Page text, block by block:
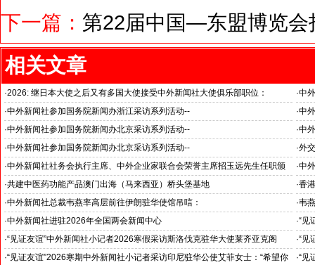
下一篇： 第22届中国—东盟博览会
相关文章
·2026: 继日本大使之后又有多国大使接受中外新闻社大使俱乐部职位：
国之交在于民相亲, 民相亲在于心相通
·中
·中外新闻社参加国务院新闻办浙江采访系列活动--
推动科技创新和产业创新深度融合
·中
“科
·中外新闻社参加国务院新闻办北京采访系列活动--
见证科技创新和产业创新高质量发展
·中
小
·中外新闻社参加国务院新闻办北京采访系列活动--
北京人形机器人创新中心打造具有全球影响力的应用示范高地
·外
·中外新闻社社务会执行主席、中外企业家联合会荣誉主席招玉远先生任职颁
证仪式在香港举行
·中
·共建中医药功能产品澳门出海（马来西亚）桥头堡基地 ·香
·中外新闻社总裁韦燕率高层前往伊朗驻华使馆吊唁：
对哈梅内伊最高领袖遇难表示沉痛哀悼
·韦
·中外新闻社进驻2026年全国两会新闻中心 ·“见
斯
官)”
·“见证友谊”中外新闻社小记者2026寒假采访斯洛伐克驻华大使莱齐亚克阁
下：“希望斯中两国青少年成为推动中斯关系开启新篇章”
·“见
十
·“见证友谊”2026寒期中外新闻社小记者采访印尼驻华公使艾菲女士：“希望你
·“见